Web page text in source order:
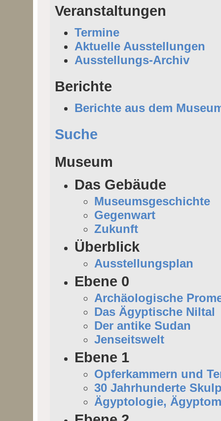
Veranstaltungen
Termine
Aktuelle Ausstellungen
Ausstellungs-Archiv
Berichte
Berichte aus dem
Suche
Museum
Das Gebäude
Museumsgeschichte
Gegenwart
Zukunft
Überblick
Ausstellungsplan
Ebene 0
Archäologische
Das Ägyptische Niltal
Der antike Sudan
Jenseitswelt
Ebene 1
Opferkammern und
30 Jahrhunderte
Ägyptologie,